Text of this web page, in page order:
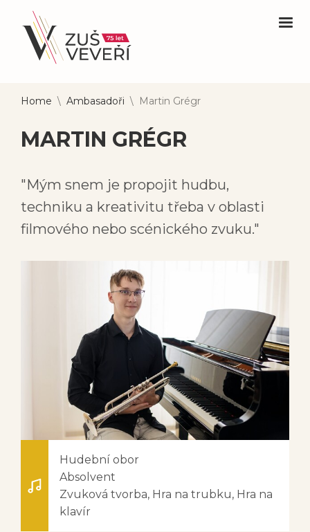
Home \ Ambasadoři \ Martin Grégr
MARTIN GRÉGR
"Mým snem je propojit hudbu,
techniku a kreativitu třeba v oblasti
filmového nebo scénického zvuku."
Hudební obor
Absolvent
Zvuková tvorba, Hra na trubku, Hra na
klavír